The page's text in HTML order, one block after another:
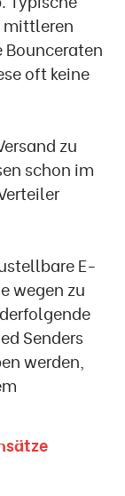
mittleren
Bounceraten
oft keine
zu
schon im
E-
wegen zu
Senders
werden,